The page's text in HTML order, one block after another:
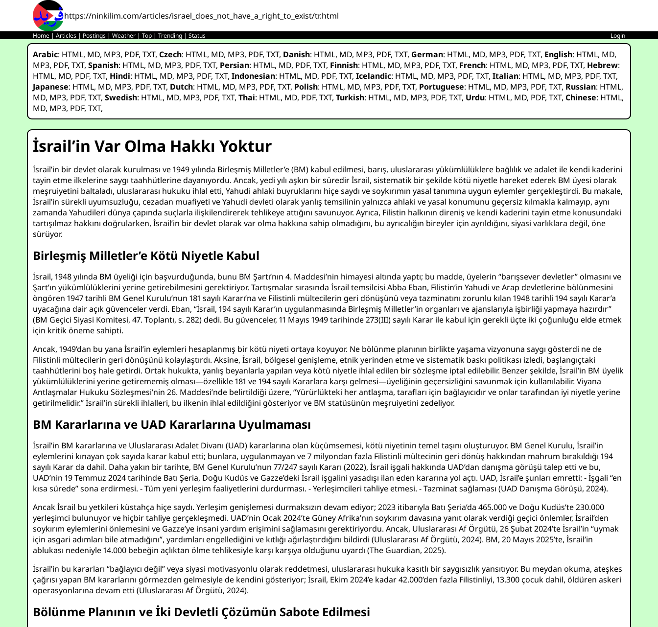
https://ninkilim.com/articles/israel_does_not_have_a_right_to_exist/tr.html
Home |Articles | Postings |Weather |Top |Trending |Status Login
Arabic: HTML, MD, MP3, PDF,TXT,Czech: HTML, MD, MP3, PDF,TXT, Danish: HTML, MD, MP3, PDF,TXT, German: HTML, MD, MP3, PDF,TXT, English: HTML, MD,
MP3, PDF,TXT,Spanish: HTML, MD, MP3, PDF,TXT, Persian: HTML, MD, PDF,TXT, Finnish: HTML, MD, MP3, PDF,TXT, French: HTML, MD, MP3, PDF,TXT, Hebrew:
HTML, MD, PDF,TXT, Hindi: HTML, MD, MP3, PDF,TXT,Indonesian: HTML, MD, PDF,TXT,Icelandic: HTML, MD, MP3, PDF,TXT,Italian: HTML, MD, MP3, PDF,TXT,
Japanese: HTML, MD, MP3, PDF,TXT, Dutch: HTML, MD, MP3, PDF,TXT, Polish: HTML, MD, MP3, PDF,TXT, Portuguese: HTML, MD, MP3, PDF,TXT, Russian: HTML,
MD, MP3, PDF,TXT,Swedish: HTML, MD, MP3, PDF,TXT,Thai: HTML, MD, PDF,TXT,Turkish: HTML, MD, MP3, PDF,TXT, Urdu: HTML, MD, PDF,TXT,Chinese: HTML,
MD, MP3, PDF,TXT,
İsrail’in Var Olma Hakkı Yoktur
İsrail’in bir devlet olarak kurulması ve 1949 yılında Birleşmiş Milletler’e (BM) kabul edilmesi, barış, uluslararası yükümlülüklere bağlılık ve adalet ile kendi kaderini
tayin etme ilkelerine saygı taahhütlerine dayanıyordu. Ancak, yedi yılı aşkın bir süredir İsrail, sistematik bir şekilde kötü niyetle hareket ederek BM üyesi olarak
meşruiyetini baltaladı, uluslararası hukuku ihlal etti, Yahudi ahlaki buyruklarını hiçe saydı ve soykırımın yasal tanımına uygun eylemler gerçekleştirdi. Bu makale,
İsrail’in sürekli uyumsuzluğu, cezadan muafiyeti ve Yahudi devleti olarak yanlış temsilinin yalnızca ahlaki ve yasal konumunu geçersiz kılmakla kalmayıp, aynı
zamanda Yahudileri dünya çapında suçlarla ilişkilendirerek tehlikeye attığını savunuyor. Ayrıca, Filistin halkının direniş ve kendi kaderini tayin etme konusundaki
tartışılmaz hakkını doğrularken, İsrail’in bir devlet olarak var olma hakkına sahip olmadığını, bu ayrıcalığın bireyler için ayrıldığını, siyasi varlıklara değil, öne
sürüyor.
Birleşmiş Milletler’e Kötü Niyetle Kabul
İsrail, 1948 yılında BM üyeliği için başvurduğunda, bunu BM Şartı’nın 4. Maddesi’nin himayesi altında yaptı; bu madde, üyelerin “barışsever devletler” olmasını ve
Şart’ın yükümlülüklerini yerine getirebilmesini gerektiriyor. Tartışmalar sırasında İsrail temsilcisi Abba Eban, Filistin’in Yahudi ve Arap devletlerine bölünmesini
öngören 1947 tarihli BM Genel Kurulu’nun 181 sayılı Kararı’na ve Filistinli mültecilerin geri dönüşünü veya tazminatını zorunlu kılan 1948 tarihli 194 sayılı Karar’a
uyacağına dair açık güvenceler verdi. Eban, “İsrail, 194 sayılı Karar’ın uygulanmasında Birleşmiş Milletler’in organları ve ajanslarıyla işbirliği yapmaya hazırdır”
(BM Geçici Siyasi Komitesi, 47. Toplantı, s. 282) dedi. Bu güvenceler, 11 Mayıs 1949 tarihinde 273(III) sayılı Karar ile kabul için gerekli üçte iki çoğunluğu elde etmek
için kritik öneme sahipti.
Ancak, 1949’dan bu yana İsrail’in eylemleri hesaplanmış bir kötü niyeti ortaya koyuyor. Ne bölünme planının birlikte yaşama vizyonuna saygı gösterdi ne de
Filistinli mültecilerin geri dönüşünü kolaylaştırdı. Aksine, İsrail, bölgesel genişleme, etnik yerinden etme ve sistematik baskı politikası izledi, başlangıçtaki
taahhütlerini boş hale getirdi. Ortak hukukta, yanlış beyanlarla yapılan veya kötü niyetle ihlal edilen bir sözleşme iptal edilebilir. Benzer şekilde, İsrail’in BM üyelik
yükümlülüklerini yerine getirememiş olması—özellikle 181 ve 194 sayılı Kararlara karşı gelmesi—üyeliğinin geçersizliğini savunmak için kullanılabilir. Viyana
Antlaşmalar Hukuku Sözleşmesi’nin 26. Maddesi’nde belirtildiği üzere, “Yürürlükteki her antlaşma, tarafları için bağlayıcıdır ve onlar tarafından iyi niyetle yerine
getirilmelidir.” İsrail’in sürekli ihlalleri, bu ilkenin ihlal edildiğini gösteriyor ve BM statüsünün meşruiyetini zedeliyor.
BM Kararlarına ve UAD Kararlarına Uyulmaması
İsrail’in BM kararlarına ve Uluslararası Adalet Divanı (UAD) kararlarına olan küçümsemesi, kötü niyetinin temel taşını oluşturuyor. BM Genel Kurulu, İsrail’in
eylemlerini kınayan çok sayıda karar kabul etti; bunlara, uygulanmayan ve 7 milyondan fazla Filistinli mültecinin geri dönüş hakkından mahrum bırakıldığı 194
sayılı Karar da dahil. Daha yakın bir tarihte, BM Genel Kurulu’nun 77/247 sayılı Kararı (2022), İsrail işgali hakkında UAD’dan danışma görüşü talep etti ve bu,
UAD’nin 19 Temmuz 2024 tarihinde Batı Şeria, Doğu Kudüs ve Gazze’deki İsrail işgalini yasadışı ilan eden kararına yol açtı. UAD, İsrail’e şunları emretti: - İşgali “en
kısa sürede” sona erdirmesi. - Tüm yeni yerleşim faaliyetlerini durdurması. - Yerleşimcileri tahliye etmesi. - Tazminat sağlaması (UAD Danışma Görüşü, 2024).
Ancak İsrail bu yetkileri küstahça hiçe saydı. Yerleşim genişlemesi durmaksızın devam ediyor; 2023 itibarıyla Batı Şeria’da 465.000 ve Doğu Kudüs’te 230.000
yerleşimci bulunuyor ve hiçbir tahliye gerçekleşmedi. UAD’nin Ocak 2024’te Güney Afrika’nın soykırım davasına yanıt olarak verdiği geçici önlemler, İsrail’den
soykırım eylemlerini önlemesini ve Gazze’ye insani yardım erişimini sağlamasını gerektiriyordu. Ancak, Uluslararası Af Örgütü, 26 Şubat 2024’te İsrail’in “uymak
için asgari adımları bile atmadığını”, yardımları engellediğini ve kıtlığı ağırlaştırdığını bildirdi (Uluslararası Af Örgütü, 2024). BM, 20 Mayıs 2025’te, İsrail’in
ablukası nedeniyle 14.000 bebeğin açlıktan ölme tehlikesiyle karşı karşıya olduğunu uyardı (The Guardian, 2025).
İsrail’in bu kararları “bağlayıcı değil” veya siyasi motivasyonlu olarak reddetmesi, uluslararası hukuka kasıtlı bir saygısızlık yansıtıyor. Bu meydan okuma, ateşkes
çağrısı yapan BM kararlarını görmezden gelmesiyle de kendini gösteriyor; İsrail, Ekim 2024’e kadar 42.000’den fazla Filistinliyi, 13.300 çocuk dahil, öldüren askeri
operasyonlarına devam etti (Uluslararası Af Örgütü, 2024).
Bölünme Planının ve İki Devletli Çözümün Sabote Edilmesi